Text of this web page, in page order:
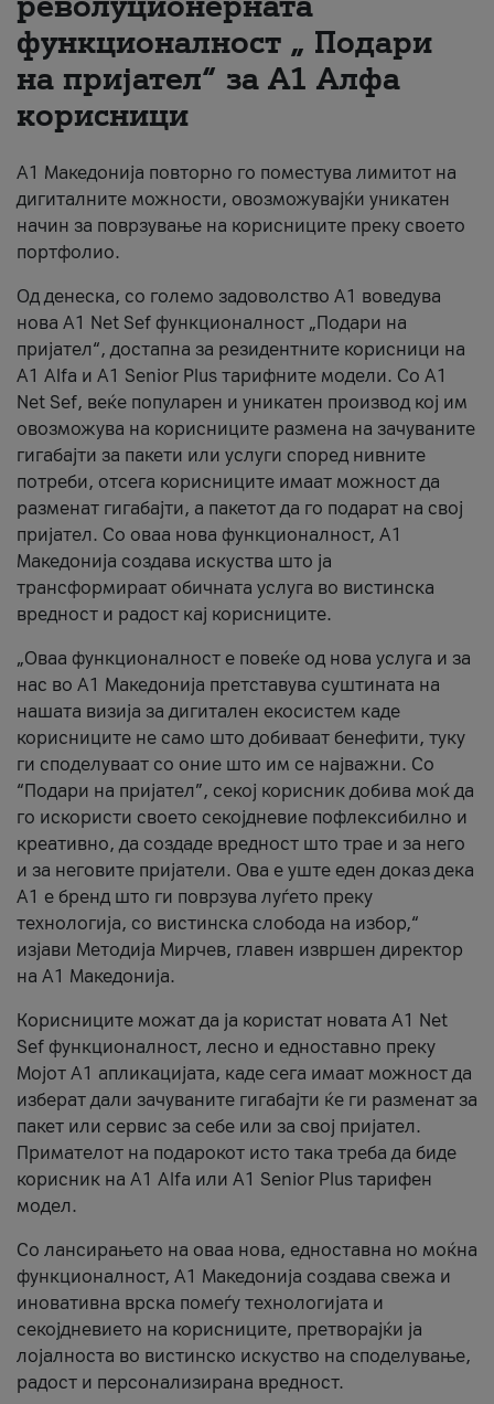
За нас
#ПодобарОнлајн
функционалност „ Подари
на пријател“ за А1 Алфа
корисници
А1 Македонија повторно го поместува лимитот на
дигиталните можности, овозможувајќи уникатен
начин за поврзување на корисниците преку своето
портфолио.
Од денеска, со големо задоволство А1 воведува
нова A1 Net Sef функционалност „Подари на
пријател“, достапна за резидентните корисници на
А1 Alfa и A1 Senior Plus тарифните модели. Со A1
Net Sef, веќе популарен и уникатен производ кој им
овозможува на корисниците размена на зачуваните
гигабајти за пакети или услуги според нивните
потреби, отсега корисниците имаат можност да
разменат гигабајти, а пакетот да го подарат на свој
пријател. Со оваа нова функционалност, А1
Македонија создава искуства што ја
трансформираат обичната услуга во вистинска
вредност и радост кај корисниците.
„Оваа функционалност е повеќе од нова услуга и за
нас во А1 Македонија претставува суштината на
нашата визија за дигитален екосистем каде
корисниците не само што добиваат бенефити, туку
ги споделуваат со оние што им се најважни. Со
“Подари на пријател”, секој корисник добива моќ да
го искористи своето секојдневие пофлексибилно и
креативно, да создаде вредност што трае и за него
и за неговите пријатели. Ова е уште еден доказ дека
А1 е бренд што ги поврзува луѓето преку
технологија, со вистинска слобода на избор,“
изјави Методија Мирчев, главен извршен директор
на А1 Македонија.
Корисниците можат да ја користат новата А1 Net
Sef функционалност, лесно и едноставно преку
Мојот А1 апликацијата, каде сега имаат можност да
изберат дали зачуваните гигабајти ќе ги разменат за
пакет или сервис за себе или за свој пријател.
Примателот на подарокот исто така треба да биде
корисник на А1 Alfa или A1 Senior Plus тарифен
модел.
Со лансирањето на оваа нова, едноставна но моќна
функционалност, А1 Македонија создава свежа и
иновативна врска помеѓу технологијата и
секојдневието на корисниците, претворајќи ја
лојалноста во вистинско искуство на споделување,
радост и персонализирана вредност.